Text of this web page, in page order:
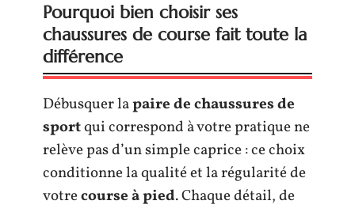
Pourquoi bien choisir ses
chaussures de course fait toute la
différence
Débusquer lapaire de chaussures de
sportqui correspond à votre pratique ne
relève pas d’un simple caprice : ce choix
conditionne la qualité et la régularité de
votrecourse à pied. Chaque détail, de